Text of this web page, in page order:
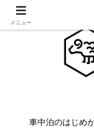
車中泊のはじめ
メニュー